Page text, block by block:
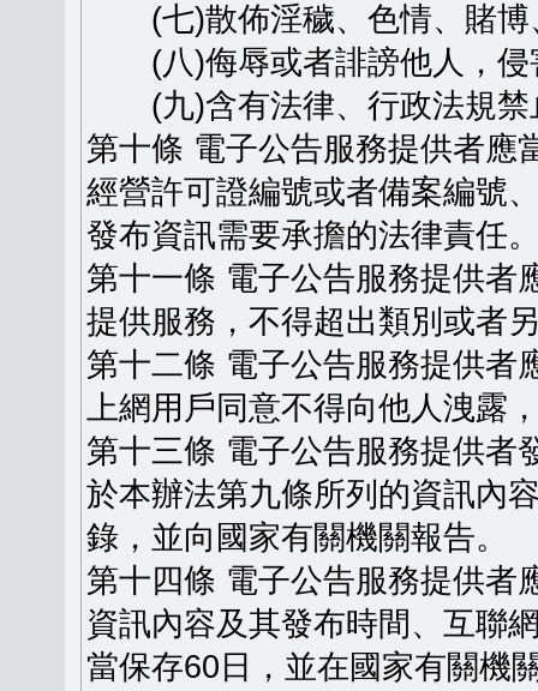
(七)散佈淫穢、色情、賭博
(八)侮辱或者誹謗他人，侵
(九)含有法律、行政法規禁
第十條 電子公告服務提供者應
經營許可證編號或者備案編號
發布資訊需要承擔的法律責任
第十一條 電子公告服務提供者
提供服務，不得超出類別或者
第十二條 電子公告服務提供者
上網用戶同意不得向他人洩露
第十三條 電子公告服務提供者
於本辦法第九條所列的資訊內
錄，並向國家有關機關報告。
第十四條 電子公告服務提供者
資訊內容及其發布時間、互聯
當保存60日，並在國家有關機